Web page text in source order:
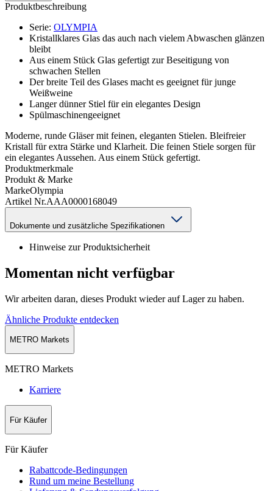
Produktbeschreibung
Serie: OLYMPIA
Kristallklares Glas das auch nach vielem Abwaschen glänzen
bleibt
Aus einem Stück Glas gefertigt zur Beseitigung von
schwachen Stellen
Der breite Teil des Glases macht es geeignet für junge
Weißweine
Langer dünner Stiel für ein elegantes Design
Spülmaschinengeeignet
Moderne, runde Gläser mit feinen, eleganten Stielen. Bleifreier
Kristall für extra Stärke und Klarheit. Die feinen Stiele sorgen für
ein elegantes Aussehen. Aus einem Stück gefertigt.
Produktmerkmale
Produkt & Marke
MarkeOlympia
Artikel Nr.AAA0000168049
Dokumente und zusätzliche Spezifikationen
Hinweise zur Produktsicherheit
Momentan nicht verfügbar
Wir arbeiten daran, dieses Produkt wieder auf Lager zu haben.
Ähnliche Produkte entdecken
METRO Markets
METRO Markets
Karriere
Für Käufer
Für Käufer
Rabattcode-Bedingungen
Rund um meine Bestellung